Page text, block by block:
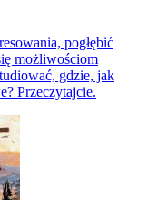
pogłębić
możliwościom
gdzie, jak
Przeczytajcie.